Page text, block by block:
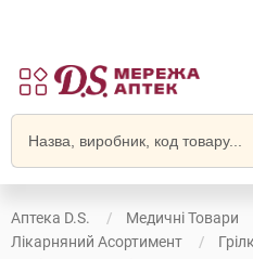
Аптека D.S.
Медичні Товари
Лікарняний Асортимент